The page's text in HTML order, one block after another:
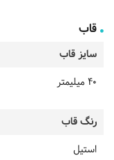
قاب
سایز قاب
40 میلیمتر
رنگ قاب
استیل